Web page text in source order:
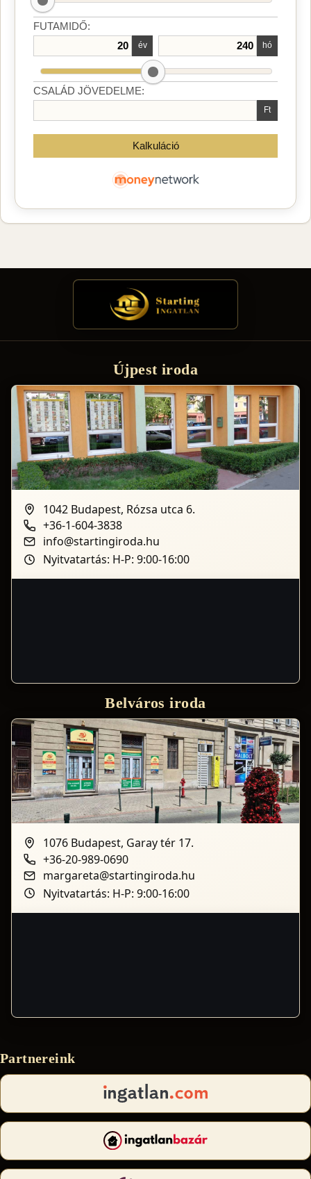
Újpest iroda
1042 Budapest, Rózsa utca 6.
+36-1-604-3838
info@startingiroda.hu
Nyitvatartás: H-P: 9:00-16:00
Belváros iroda
1076 Budapest, Garay tér 17.
+36-20-989-0690
margareta@startingiroda.hu
Nyitvatartás: H-P: 9:00-16:00
Partnereink